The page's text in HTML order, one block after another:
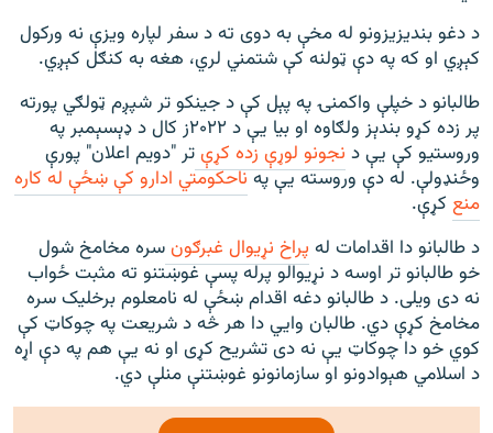
د دغو بندیزيزونو له مخې به دوی ته د سفر لپاره ویزې نه ورکول
کېږي او که په دې ټولنه کې شتمني لري، هغه به کنګل کېږي.
طالبانو د خپلې واکمنۍ په پېل کې د جینکو تر شپږم ټولګي پورته
پر زده کړو بندېز ولګاوه او بیا یې د ۲۰۲۲ز کال د ډېسېمبر په
وروستیو کې یې د نجونو لوړې زده کړېتر "دویم اعلان" پورې
وځنډولې. له دې وروسته یې پهناحکومتي ادارو کې ښځې له کاره
منع کړې.
د طالبانو دا اقدامات له پراخ نړیوال غبرګونسره مخامخ شول
خو طالبانو تر اوسه د نړیوالو پرله پسې غوښتنو ته مثبت ځواب
نه دی ویلی. د طالبانو دغه اقدام ښځې له نامعلوم برخلیک سره
مخامخ کړې دي. طالبان وايي دا هر څه د شريعت په چوکاټ کې
کوي خو دا چوکاټ یې نه دی تشريح کړی او نه یې هم په دې اړه
د اسلامي هېوادونو او سازمانونو غوښتنې منلې دي.